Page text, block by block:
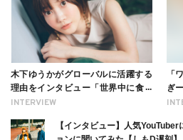
INTERVIEW
木下ゆうかがグローバルに活躍する
理由をインタビュー「世界中に食べ
る幸せを伝えたい」新事務所加入に
「
ぎ
理
【インタビュー】人気